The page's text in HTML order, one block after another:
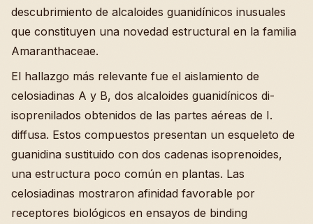
descubrimiento de alcaloides guanidínicos inusuales
que constituyen una novedad estructural en la familia
Amaranthaceae.
El hallazgo más relevante fue el aislamiento de
celosiadinas A y B, dos alcaloides guanidínicos di-
isoprenilados obtenidos de las partes aéreas de I.
diffusa. Estos compuestos presentan un esqueleto de
guanidina sustituido con dos cadenas isoprenoides,
una estructura poco común en plantas. Las
celosiadinas mostraron afinidad favorable por
receptores biológicos en ensayos de binding